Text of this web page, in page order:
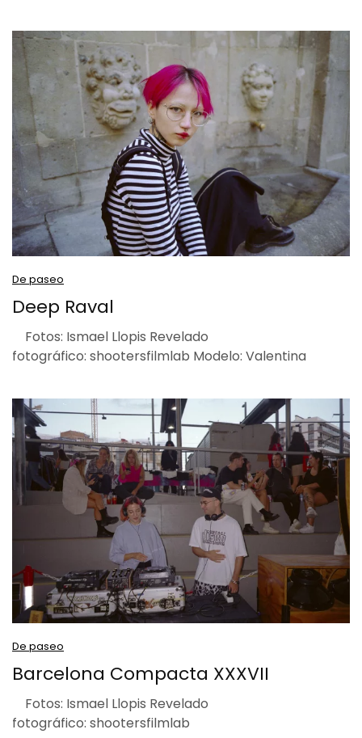
De paseo
Deep Raval
Fotos: Ismael Llopis Revelado
fotográfico: shootersfilmlab Modelo: Valentina
De paseo
Barcelona Compacta XXXVII
Fotos: Ismael Llopis Revelado
fotográfico: shootersfilmlab